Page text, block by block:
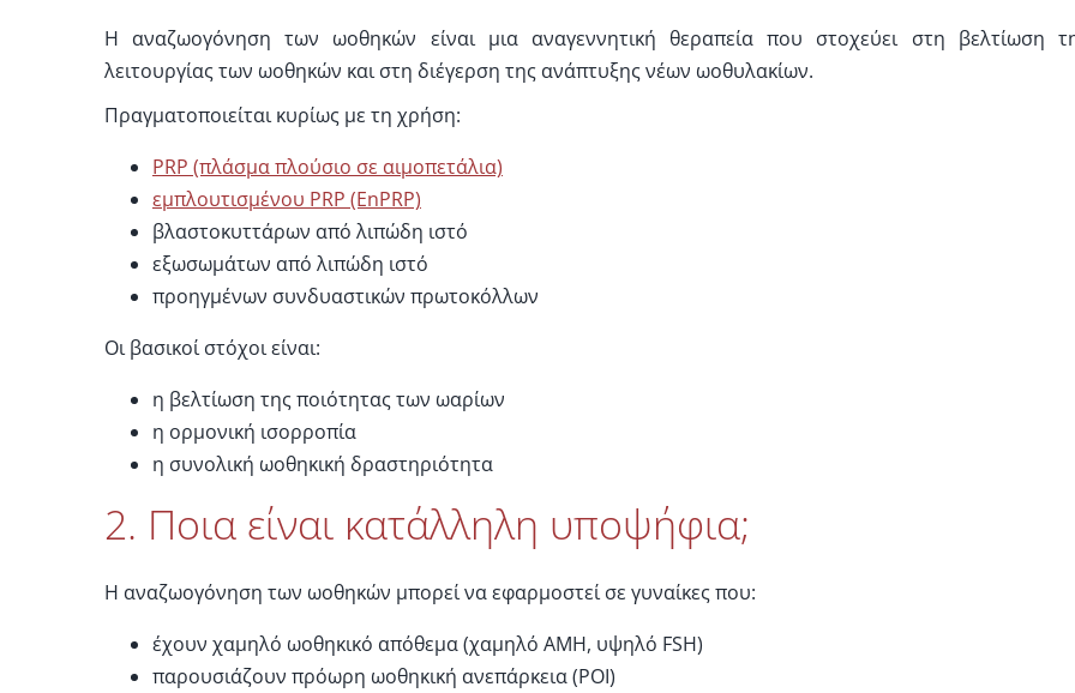
Η αναζωογόνηση των ωοθηκών είναι μια αναγεννητική θεραπεία που στοχεύει στη βελτίωση
λειτουργίας των ωοθηκών και στη διέγερση της ανάπτυξης νέων ωοθυλακίων.
Πραγματοποιείται κυρίως με τη χρήση:
PRP (πλάσμα πλούσιο σε αιμοπετάλια)
εμπλουτισμένου PRP (EnPRP)
βλαστοκυττάρων από λιπώδη ιστό
εξωσωμάτων από λιπώδη ιστό
προηγμένων συνδυαστικών πρωτοκόλλων
Οι βασικοί στόχοι είναι:
η βελτίωση της ποιότητας των ωαρίων
η ορμονική ισορροπία
η συνολική ωοθηκική δραστηριότητα
2. Ποια είναι κατάλληλη υποψήφια;
Η αναζωογόνηση των ωοθηκών μπορεί να εφαρμοστεί σε γυναίκες που:
έχουν χαμηλό ωοθηκικό απόθεμα (χαμηλό AMH, υψηλό FSH)
παρουσιάζουν πρόωρη ωοθηκική ανεπάρκεια (POI)